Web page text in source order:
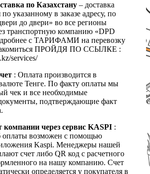
по Казахстану – доставка
указанному в заказе адресу, по
до двери» во все регионы
транспортную компанию «DPD
с ТАРИФАМИ на перевозку
ПРОЙДЯ ПО ССЫЛКЕ :
services/
: Оплата производится в
Тенге. По факту оплаты мы
чек и все необходимые
подтверждающие факт
компании через сервис KASPI :
оплаты возможен с помощью
Kaspi. Менеджеры нашей
счет либо QR код с расчетного
на нашу компанию. Счет
определяется у покупателя в